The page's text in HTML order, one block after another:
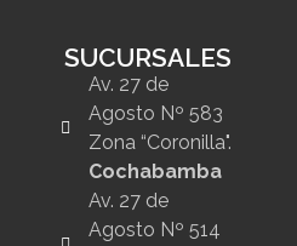
SUCURSALES
Av. 27 de
Agosto Nº 583
Zona “Coronilla".
Cochabamba
Av. 27 de
Agosto Nº 514